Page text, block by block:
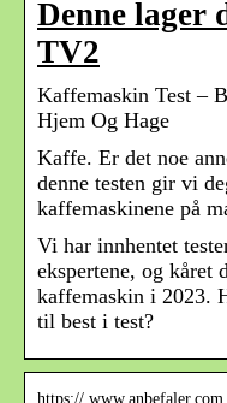
Denne lager
TV2
Kaffemaskin Test –
Hjem Og Hage
Kaffe. Er det noe
denne testen gir vi
kaffemaskinene på
Vi har innhentet
ekspertene, og kåret
kaffemaskin i 2023.
til best i test?
https://